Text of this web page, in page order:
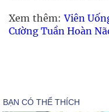
Xem thêm:Viên
Cường Tuần Hoàn